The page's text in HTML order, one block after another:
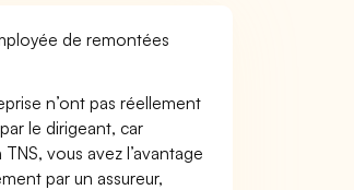
de remontées
n’ont pas réellement
le dirigeant, car
vous avez l’avantage
par un assureur,